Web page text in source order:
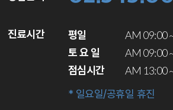
진료시간 평일 AM 09:00
토 요 일 AM 09:00
점심시간 AM 13:00
* 일요일/공휴일 휴진